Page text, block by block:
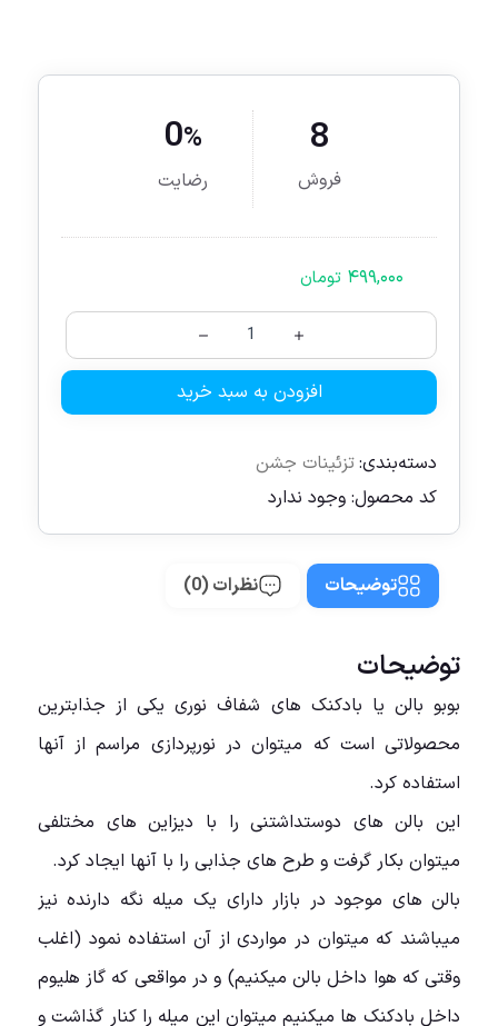
8
فروش
0%
رضایت
۴۹۹,۰۰۰ تومان
افزودن به سبد خرید
دسته‌بندی:تزئینات جشن
کد محصول: وجود ندارد
توضیحات نظرات (0)
توضیحات
بوبو بالن یا بادکنک های شفاف نوری یکی از جذابترین
محصولاتی است که میتوان در نورپردازی مراسم از آنها
استفاده کرد.
این بالن های دوستداشتنی را با دیزاین های مختلفی
میتوان بکار گرفت و طرح های جذابی را با آنها ایجاد کرد.
بالن های موجود در بازار دارای یک میله نگه دارنده نیز
میباشند که میتوان در مواردی از آن استفاده نمود (اغلب
وقتی که هوا داخل بالن میکنیم) و در مواقعی که گاز هلیوم
داخل بادکنک ها میکنیم میتوان این میله را کنار گذاشت و